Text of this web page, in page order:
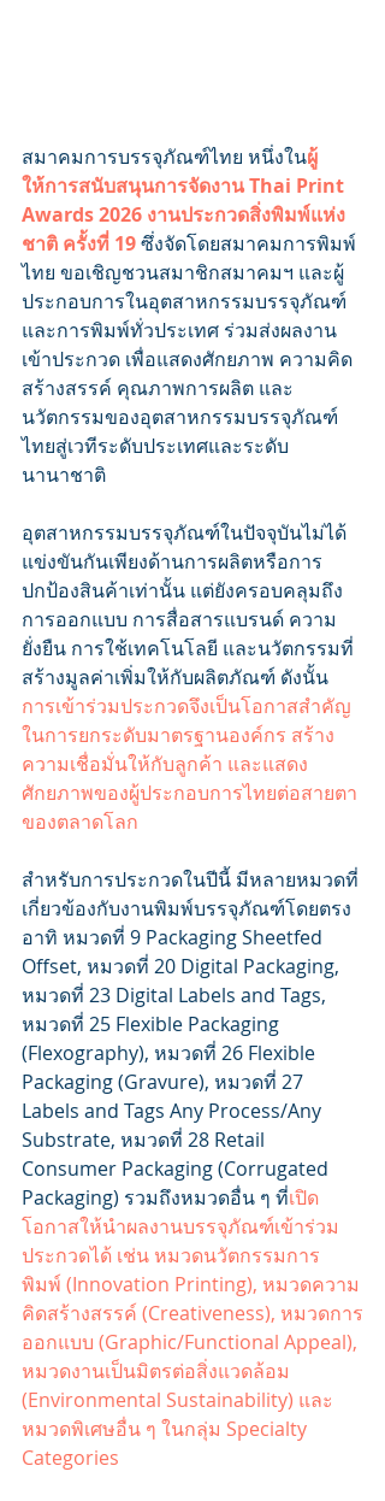
สมาคมการบรรจุภัณฑ์ไทย หนึ่งในผู้
ให้การสนับสนุนการจัดงาน Thai Print
Awards 2026 งานประกวดสิ่งพิมพ์แห่ง
ชาติ ครั้งที่ 19 ซึ่งจัดโดยสมาคมการพิมพ์
ไทย ขอเชิญชวนสมาชิกสมาคมฯ และผู้
ประกอบการในอุตสาหกรรมบรรจุภัณฑ์
และการพิมพ์ทั่วประเทศ ร่วมส่งผลงาน
เข้าประกวด เพื่อแสดงศักยภาพ ความคิด
สร้างสรรค์ คุณภาพการผลิต และ
นวัตกรรมของอุตสาหกรรมบรรจุภัณฑ์
ไทยสู่เวทีระดับประเทศและระดับ
นานาชาติ
อุตสาหกรรมบรรจุภัณฑ์ในปัจจุบันไม่ได้
แข่งขันกันเพียงด้านการผลิตหรือการ
ปกป้องสินค้าเท่านั้น แต่ยังครอบคลุมถึง
การออกแบบ การสื่อสารแบรนด์ ความ
ยั่งยืน การใช้เทคโนโลยี และนวัตกรรมที่
สร้างมูลค่าเพิ่มให้กับผลิตภัณฑ์ ดังนั้น
การเข้าร่วมประกวดจึงเป็นโอกาสสำคัญ
ในการยกระดับมาตรฐานองค์กร สร้าง
ความเชื่อมั่นให้กับลูกค้า และแสดง
ศักยภาพของผู้ประกอบการไทยต่อสายตา
ของตลาดโลก
สำหรับการประกวดในปีนี้ มีหลายหมวดที่
เกี่ยวข้องกับงานพิมพ์บรรจุภัณฑ์โดยตรง
อาทิ หมวดที่ 9 Packaging Sheetfed
Offset, หมวดที่ 20 Digital Packaging,
หมวดที่ 23 Digital Labels and Tags,
หมวดที่ 25 Flexible Packaging
(Flexography), หมวดที่ 26 Flexible
Packaging (Gravure), หมวดที่ 27
Labels and Tags Any Process/Any
Substrate, หมวดที่ 28 Retail
Consumer Packaging (Corrugated
Packaging) รวมถึงหมวดอื่น ๆ ที่เปิด
โอกาสให้นำผลงานบรรจุภัณฑ์เข้าร่วม
ประกวดได้ เช่น หมวดนวัตกรรมการ
พิมพ์ (Innovation Printing), หมวดความ
คิดสร้างสรรค์ (Creativeness), หมวดการ
ออกแบบ (Graphic/Functional Appeal),
หมวดงานเป็นมิตรต่อสิ่งแวดล้อม
(Environmental Sustainability) และ
หมวดพิเศษอื่น ๆ ในกลุ่ม Specialty
Categories